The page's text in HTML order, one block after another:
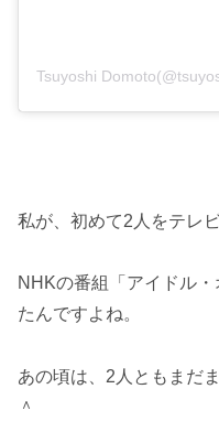
私が、初めて2人をテレ
NHKの番組「アイドル
たんですよね。
あの頃は、2人ともまだ
＾